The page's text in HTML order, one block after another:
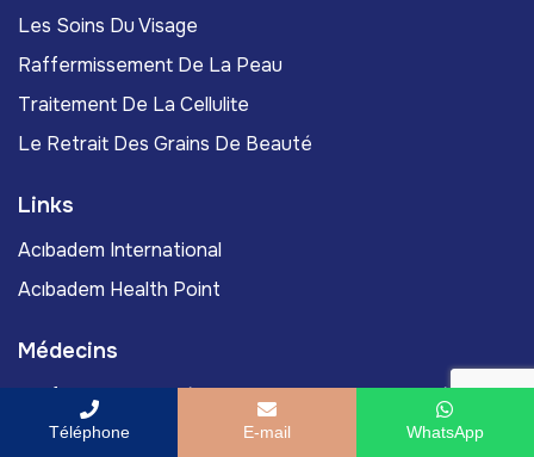
Les Soins Du Visage
Raffermissement De La Peau
Traitement De La Cellulite
Le Retrait Des Grains De Beauté
Links
Acıbadem International
Acıbadem Health Point
Médecins
Professeur Associé Murat Yassa, Docteur En Médecine
Professeur Murat Gönenç, Docteur En Médecine
Téléphone E-mail WhatsApp